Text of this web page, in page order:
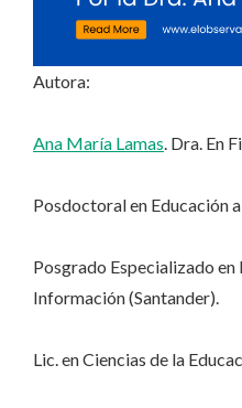
Autora:
Ana María Lamas . Dra. En
Posdoctoral en Educación
Posgrado Especializado
Información (Santander).
Lic. en Ciencias de la